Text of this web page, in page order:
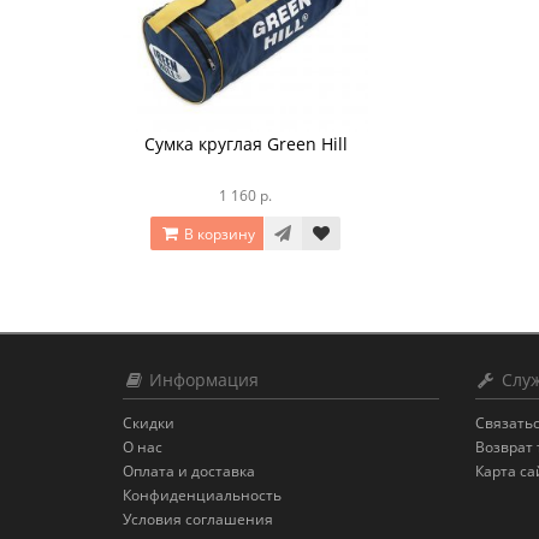
Сумка круглая Green Hill
1 160 р.
В корзину
Информация
Скидки
О нас
Оплата и доставка
Конфиденциальность
Условия соглашения
Возврат
Карта